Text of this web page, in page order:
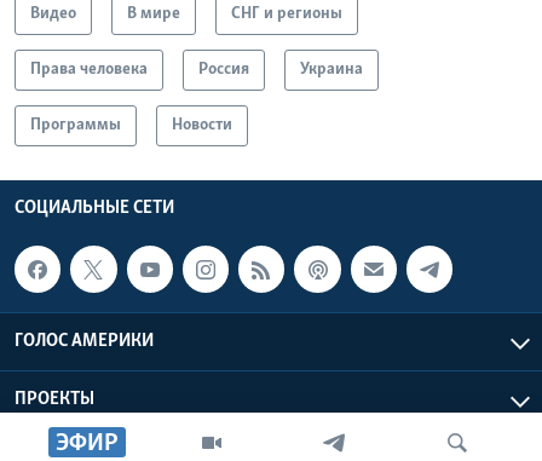
ЭФИР
Видео В мире СНГ и регионы
Права человека Россия Украина
Программы Новости
СОЦИАЛЬНЫЕ СЕТИ
ГОЛОС АМЕРИКИ
ПРОЕКТЫ